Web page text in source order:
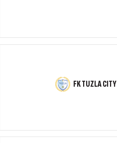
FK TUZLA CITY